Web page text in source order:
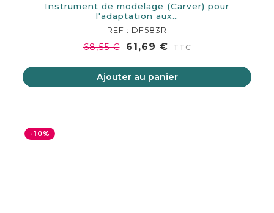
Instrument de modelage (Carver) pour
l'adaptation aux…
REF : DF583R
68,55 € 61,69 € TTC
Ajouter au panier
-10%